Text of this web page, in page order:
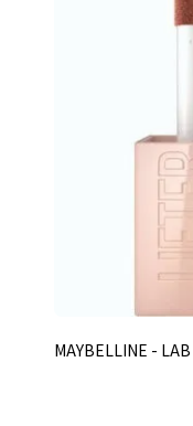
MAYBELLINE -